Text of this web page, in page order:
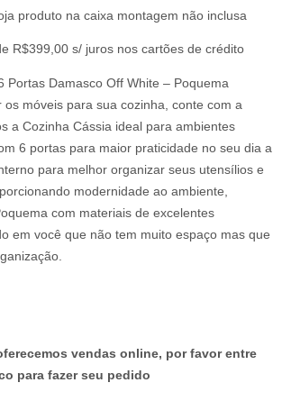
atual
é:
produto na caixa montagem não inclusa
R$399,00 s/ juros nos cartões de crédito
Portas Damasco Off White – Poquema
os móveis para sua cozinha, conte com a
a Cozinha Cássia ideal para ambientes
6 portas para maior praticidade no seu dia a
para melhor organizar seus utensílios e
modernidade ao ambiente,
com materiais de excelentes
em você que não tem muito espaço mas que
vendas online, por favor entre
para fazer seu pedido